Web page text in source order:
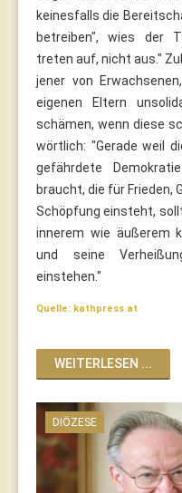
keinesfalls die
betreiben", wies der
treten auf, nicht aus."
jener von
eigenen Eltern
schämen, wenn diese
wörtlich: "Gerade weil
gefährdete
braucht, die für Frieden,
Schöpfung einsteht,
innerem wie äußerem
und seine
einstehen."
Quelle: kathpress.at
WEITERLESEN ...
DIÖZESE